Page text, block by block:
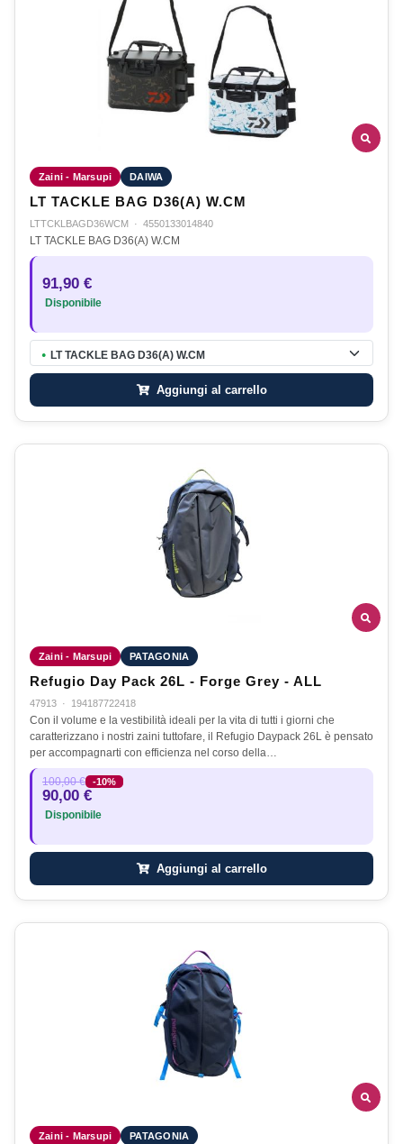
Zaini - Marsupi DAIWA
LT TACKLE BAG D36(A) W.CM
LTTCKLBAGD36WCM · 4550133014840
LT TACKLE BAG D36(A) W.CM
91,90 €
Disponibile
● LT TACKLE BAG D36(A) W.CM
Aggiungi al carrello
Zaini - Marsupi PATAGONIA
Refugio Day Pack 26L - Forge Grey - ALL
47913 · 194187722418
Con il volume e la vestibilità ideali per la vita di tutti i giorni che
caratterizzano i nostri zaini tuttofare, il Refugio Daypack 26L è pensato
per accompagnarti con efficienza nel corso della…
100,00 € -10%
90,00 €
Disponibile
Aggiungi al carrello
Zaini - Marsupi PATAGONIA